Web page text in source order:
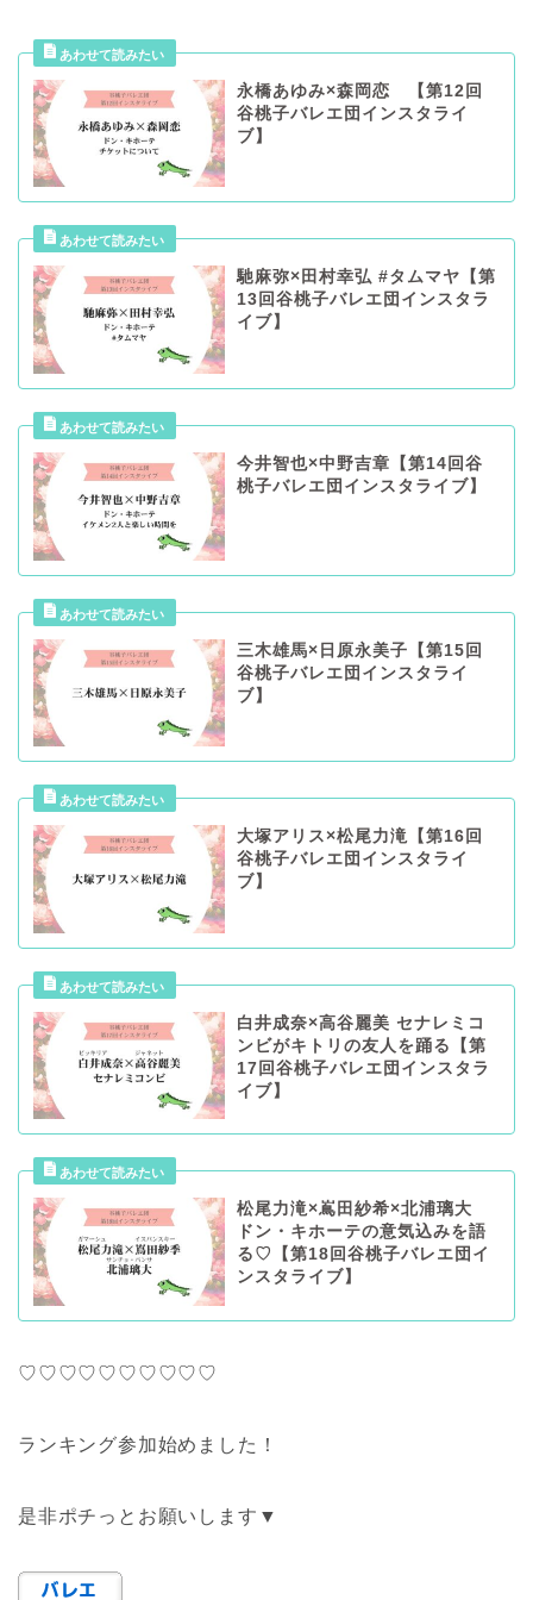
永橋あゆみ×森岡恋 【第12回
谷桃子バレエ団インスタライ
ブ】
馳麻弥×田村幸弘 #タムマヤ【第
13回谷桃子バレエ団インスタラ
イブ】
今井智也×中野吉章【第14回谷
桃子バレエ団インスタライブ】
三木雄馬×日原永美子【第15回
谷桃子バレエ団インスタライ
ブ】
大塚アリス×松尾力滝【第16回
谷桃子バレエ団インスタライ
ブ】
白井成奈×高谷麗美 セナレミコ
ンビがキトリの友人を踊る【第
17回谷桃子バレエ団インスタラ
イブ】
松尾力滝×嶌田紗希×北浦璃大
ドン・キホーテの意気込みを語
る♡【第18回谷桃子バレエ団イ
ンスタライブ】
♡♡♡♡♡♡♡♡♡♡
ランキング参加始めました！
是非ポチっとお願いします▼